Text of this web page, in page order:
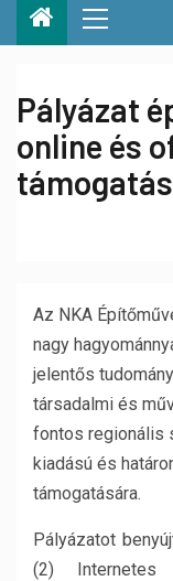
Pályázat
online és
Az NKA
nagy
jelentős
társadalmi és
fontos regionális
kiadású és
támogatására.
Pályázatot
(2) Internetes